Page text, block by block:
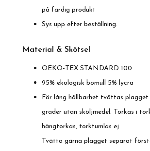
på färdig produkt
Sys upp efter beställning.
Material & Skötsel
OEKO-TEX STANDARD 100
95% ekologisk bomull 5% lycra
För lång hållbarhet tvättas
grader utan sköljmedel. Torkas i
hängtorkas, torktumlas ej
Tvätta gärna plagget separat